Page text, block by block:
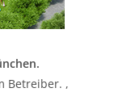
Betreiber. ,